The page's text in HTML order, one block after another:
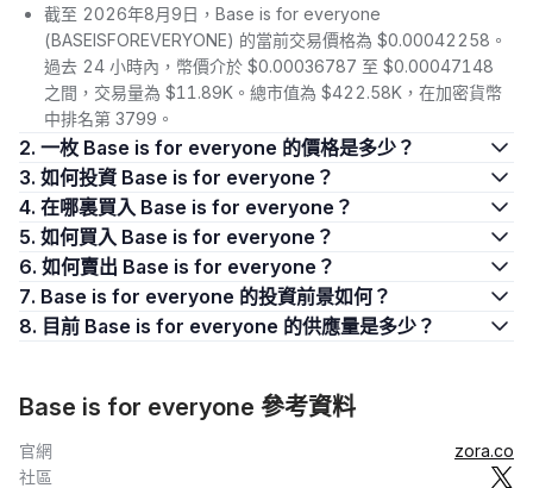
截至 2026年8月9日，Base is for everyone
(BASEISFOREVERYONE) 的當前交易價格為 $0.00042258。
過去 24 小時內，幣價介於 $0.00036787 至 $0.00047148
之間，交易量為 $11.89K。總市值為 $422.58K，在加密貨幣
中排名第 3799。
2. 一枚 Base is for everyone 的價格是多少？
3. 如何投資 Base is for everyone？
4. 在哪裏買入 Base is for everyone？
5. 如何買入 Base is for everyone？
6. 如何賣出 Base is for everyone？
7. Base is for everyone 的投資前景如何？
8. 目前 Base is for everyone 的供應量是多少？
Base is for everyone 參考資料
官網
zora.co
社區